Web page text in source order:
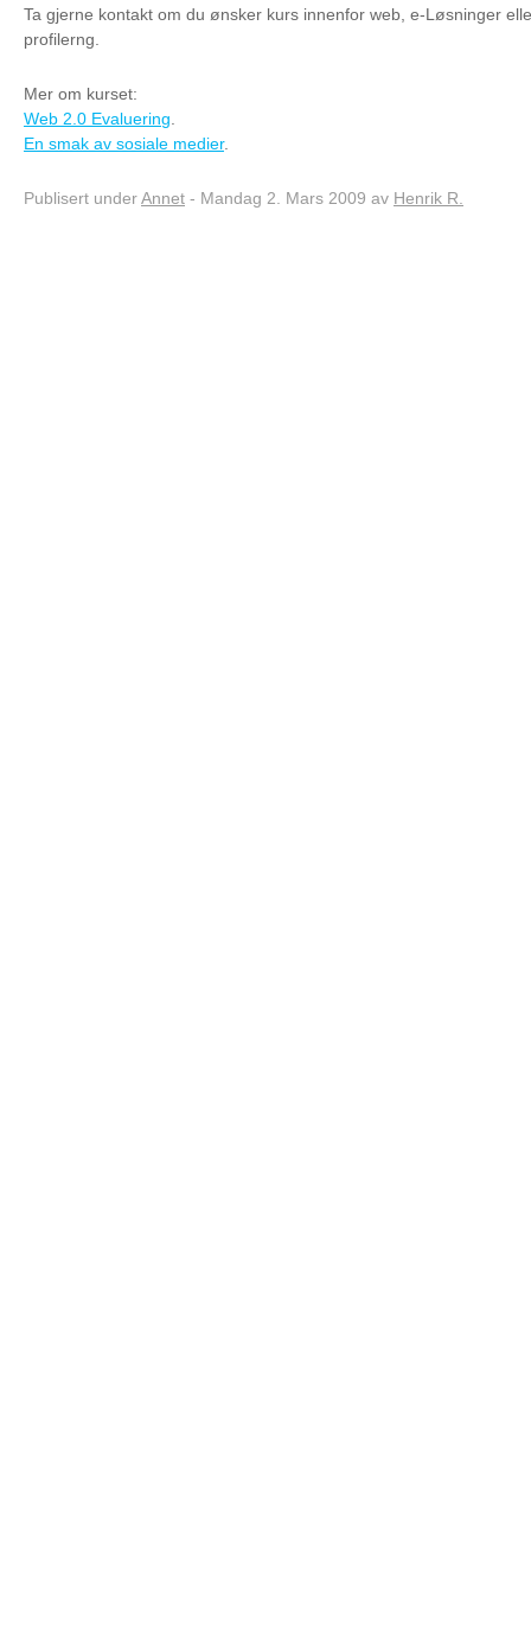
Ta gjerne kontakt om du ønsker kurs innenfor web, e-Løsninger
profilerng.
Mer om kurset:
Web 2.0 Evaluering.
En smak av sosiale medier.
Publisert under Annet - Mandag 2. Mars 2009 av Henrik R.